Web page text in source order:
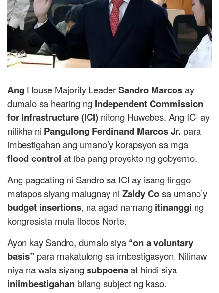
Ang House Majority LeaderSandro Marcosay
dumalo sa hearing ng Independent Commission
for Infrastructure (ICI) nitong Huwebes. Ang ICI ay
nilikha ni Pangulong Ferdinand Marcos Jr. para
imbestigahan ang umano’y korapsyon sa mga
flood control at iba pang proyekto ng gobyerno.
Ang pagdating ni Sandro sa ICI ay isang linggo
matapos siyang maiugnay ni Zaldy Cosa umano’y
budget insertions, na agad namang itinanggi ng
kongresista mula Ilocos Norte.
Ayon kay Sandro, dumalo siya “on a voluntary
basis” para makatulong sa imbestigasyon. Nilinaw
niya na wala siyangsubpoenaat hindi siya
iniimbestigahan bilang subject ng kaso.